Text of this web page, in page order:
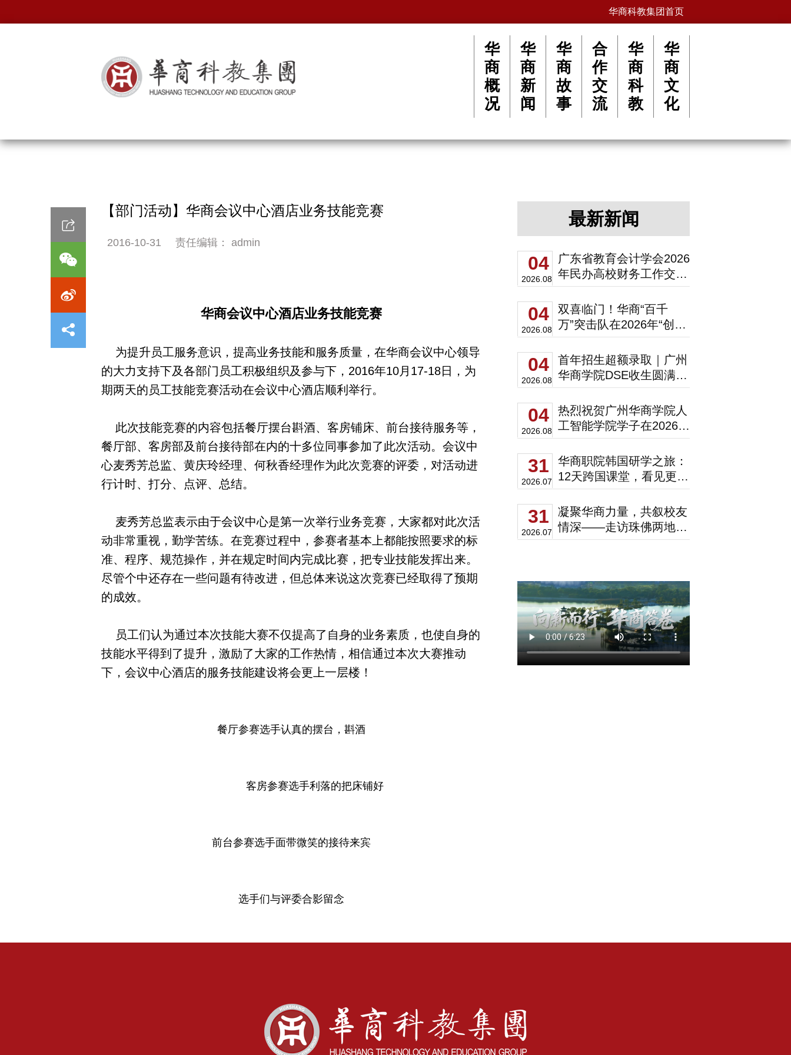
华商科教集团首页
华
商
概
况
华
商
新
闻
华
商
故
事
合
作
交
流
华
商
科
教
华
商
文
化
最新新闻
04
2026.08
广东省教育会计学会2026
年民办高校财务工作交流
会圆满举办！
04
2026.08
双喜临门！华商“百千
万”突击队在2026年“创青
春”肇庆市赛斩获二等、
三等奖！
04
2026.08
首年招生超额录取｜广州
华商学院DSE收生圆满收
官！
04
2026.08
热烈祝贺广州华商学院人
工智能学院学子在2026年
广东省大学生计算机设计
大赛中斩获一等奖
31
2026.07
华商职院韩国研学之旅：
12天跨国课堂，看见更广
阔的世界
31
2026.07
凝聚华商力量，共叙校友
情深——走访珠佛两地优
秀校友企业
【部门活动】华商会议中心酒店业务技能竞赛
2016-10-31 责任编辑： admin
华商会议中心酒店业务技能竞赛
为提升员工服务意识，提高业务技能和服务质量，在华商会议中心领导
的大力支持下及各部门员工积极组织及参与下，2016年10月17-18日，为
期两天的员工技能竞赛活动在会议中心酒店顺利举行。
此次技能竞赛的内容包括餐厅摆台斟酒、客房铺床、前台接待服务等，
餐厅部、客房部及前台接待部在内的十多位同事参加了此次活动。会议中
心麦秀芳总监、黄庆玲经理、何秋香经理作为此次竞赛的评委，对活动进
行计时、打分、点评、总结。
麦秀芳总监表示由于会议中心是第一次举行业务竞赛，大家都对此次活
动非常重视，勤学苦练。在竞赛过程中，参赛者基本上都能按照要求的标
准、程序、规范操作，并在规定时间内完成比赛，把专业技能发挥出来。
尽管个中还存在一些问题有待改进，但总体来说这次竞赛已经取得了预期
的成效。
员工们认为通过本次技能大赛不仅提高了自身的业务素质，也使自身的
技能水平得到了提升，激励了大家的工作热情，相信通过本次大赛推动
下，会议中心酒店的服务技能建设将会更上一层楼！
餐厅参赛选手认真的摆台，斟酒
客房参赛选手利落的把床铺好
前台参赛选手面带微笑的接待来宾
选手们与评委合影留念